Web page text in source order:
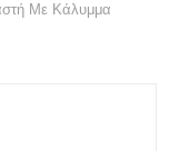
Με Κάλυμμα